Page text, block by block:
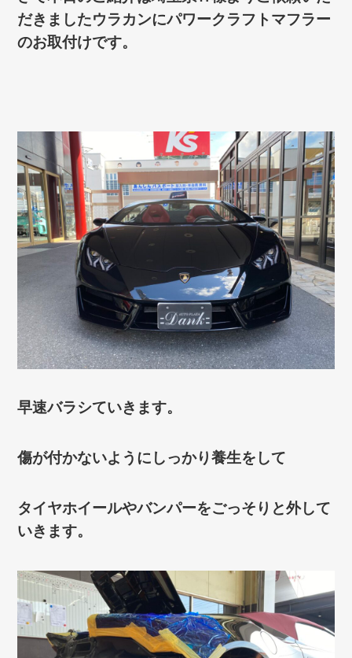
だきましたウラカンにパワークラフトマフラー
のお取付けです。
早速バラシていきます。
傷が付かないようにしっかり養生をして
タイヤホイールやバンパーをごっそりと外して
いきます。